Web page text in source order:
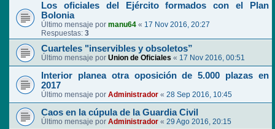
Los oficiales del Ejército formados con el Plan
Bolonia
Último mensaje por manu64 « 17 Nov 2016, 20:27
Respuestas: 3
Cuarteles "inservibles y obsoletos”
Último mensaje por Union de Oficiales « 17 Nov 2016, 00:51
Interior planea otra oposición de 5.000 plazas en
2017
Último mensaje por Administrador « 28 Sep 2016, 10:45
Caos en la cúpula de la Guardia Civil
Último mensaje por Administrador « 29 Ago 2016, 20:15